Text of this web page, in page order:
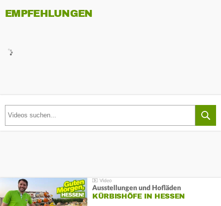
EMPFEHLUNGEN
Ausstellungen und Hofläden
KÜRBISHÖFE IN HESSEN